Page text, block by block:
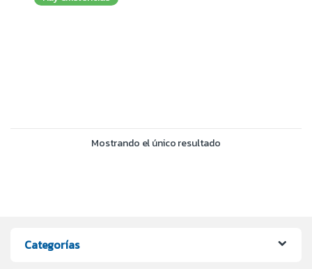
Mostrando el único resultado
Categorías